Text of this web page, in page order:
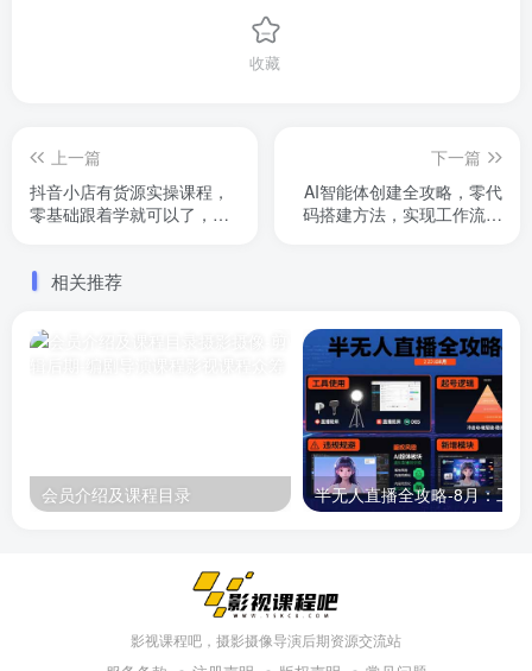
收藏
上一篇
抖音小店有货源实操课程，
零基础跟着学就可以了，模
下一篇
AI智能体创建全攻略，零代
码搭建方法，实现工作流自
相关推荐
会员介绍及课程目录
影视课程吧，摄影摄像导演后期资源交流站